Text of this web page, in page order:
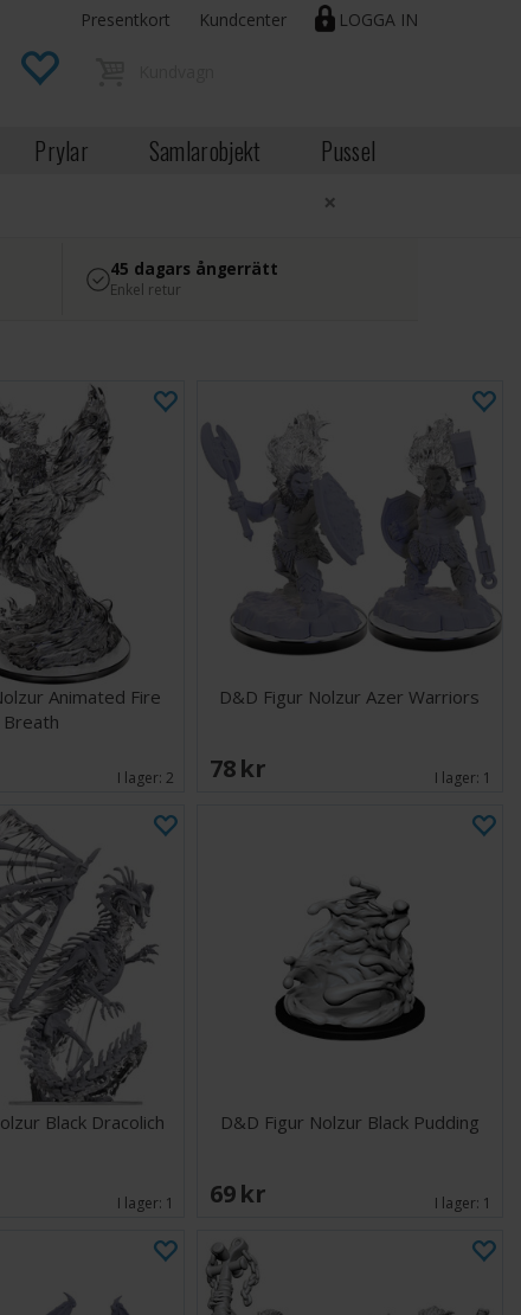
LOGGA IN
Presentkort Kundcenter
Prylar Samlarobjekt Pussel
×
45 dagars ångerrätt
Enkel retur
Animated Fire
Breath
I lager: 2
D&D Figur Nolzur Azer Warriors
78 SEK I lager: 1
Black Dracolich
I lager: 1
D&D Figur Nolzur Black Pudding
69 SEK I lager: 1